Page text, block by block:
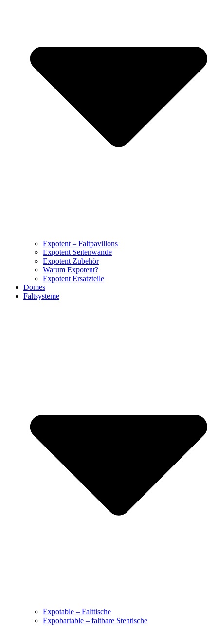
Expotent – Faltpavillons
Expotent Seitenwände
Expotent Zubehör
Warum Expotent?
Expotent Ersatzteile
Domes
Faltsysteme
Expotable – Falttische
Expobartable – faltbare Stehtische